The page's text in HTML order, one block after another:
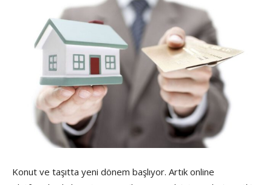
Konut ve taşıtta yeni dönem başlıyor. Artık online